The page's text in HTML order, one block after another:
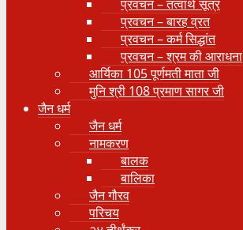
प्रवचन – तत्वार्थ सूत्र
प्रवचन – बारह व्रत
प्रवचन – कर्म सिद्धांत
प्रवचन – श्रम की आराधना
आर्यिका 105 पूर्णमती माता जी
मुनि श्री 108 प्रमाण सागर जी
जैन धर्म
जैन धर्म
नामकरण
बालक
बालिका
जैन गौरव
परिचय